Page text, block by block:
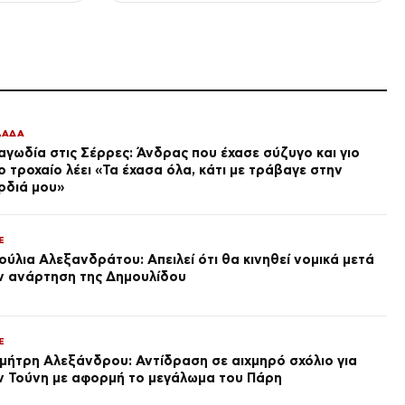
πολυκατοικία
πριν από 4 ώρες
πριν από 4 ώρες
πολυτέλεια» (φωτογραφίες)
πριν από 4 ώρες
στις Σέρρες: Άνδρας που έχασε σύζυγο και γιο
τροχαίο λέει «Τα έχασα όλα, κάτι με τράβαγε στην
μου»
Αλεξανδράτου: Απειλεί ότι θα κινηθεί νομικά μετά
ανάρτηση της Δημουλίδου
Αλεξάνδρου: Αντίδραση σε αιχμηρό σχόλιο για
Τούνη με αφορμή το μεγάλωμα του Πάρη